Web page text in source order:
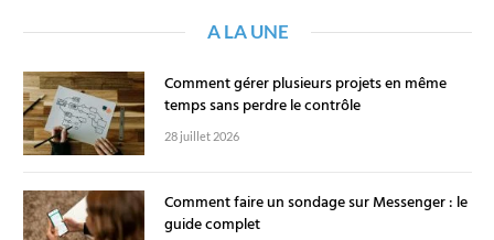
A LA UNE
Comment gérer plusieurs projets en même
temps sans perdre le contrôle
28 juillet 2026
Comment faire un sondage sur Messenger : le
guide complet